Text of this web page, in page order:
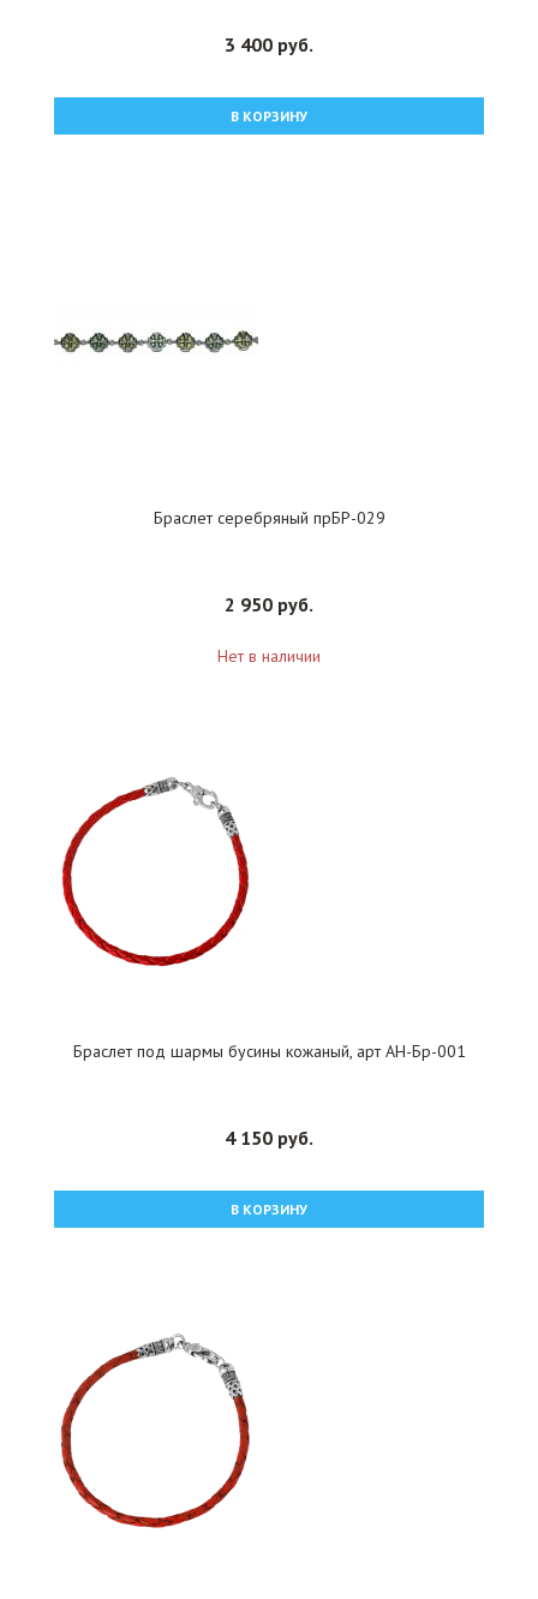
3 400 руб.
В КОРЗИНУ
Браслет серебряный прБР-029
2 950 руб.
Нет в наличии
Браслет под шармы бусины кожаный, арт АН-Бр-001
4 150 руб.
В КОРЗИНУ